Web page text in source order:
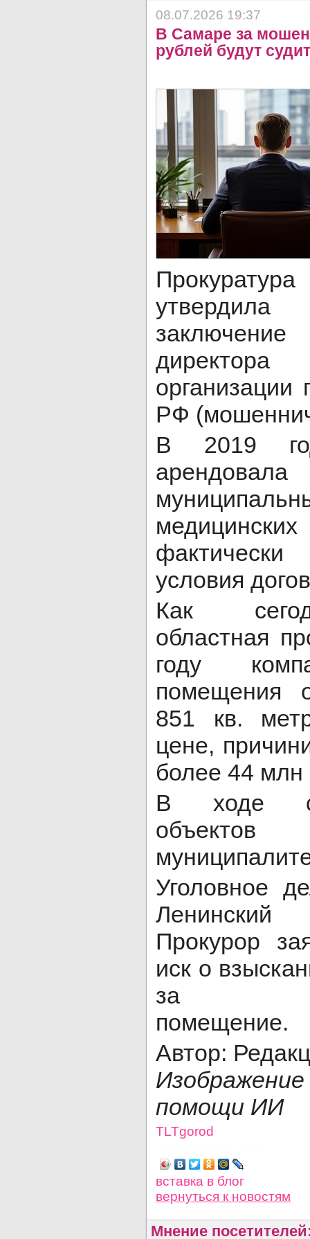
08.07.2026 19:37
В Самаре за
рублей будут
утвердила
РФ
В 2019
условия
Как
областная
году
помещения
851 кв.
цене,
более 44 млн
В ходе
Уголовное
Прокурор
иск о
за
помещение.
Автор:
помощи ИИ
TLTgorod
вставка в блог
вернуться к новостям
Мнение